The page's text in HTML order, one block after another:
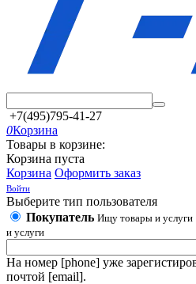
+7(495)795-41-27
0Корзина
Товары в корзине:
Корзина пуста
Корзина Оформить заказ
Войти
Выберите тип пользователя
Покупатель Ищу товары и услуги
и услуги
На номер [phone] уже
почтой [email].